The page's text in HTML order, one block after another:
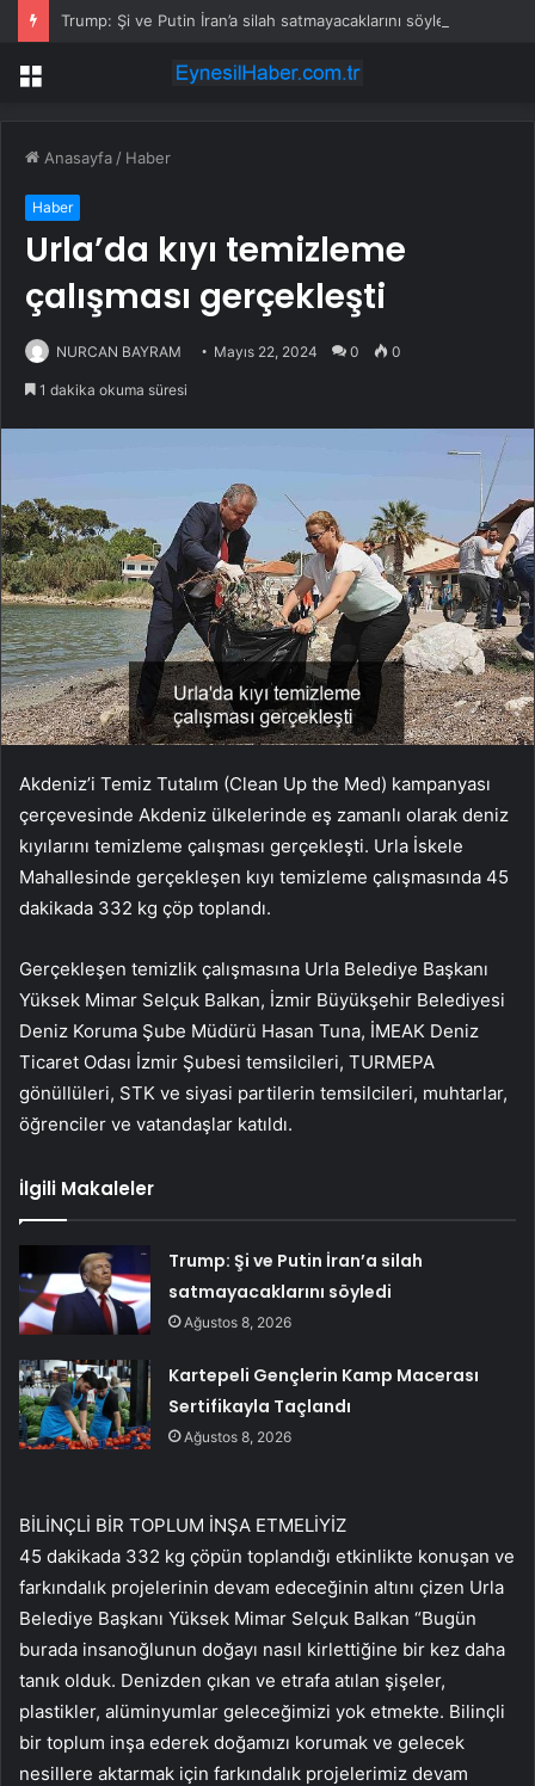
Trump: Şi ve Putin İran’a silah satmayacaklarını söyledi
Menü
Anasayfa / Haber
Haber
Urla’da kıyı temizleme
çalışması gerçekleşti
NURCAN BAYRAM Mayıs 22, 2024 0 0
1 dakika okuma süresi
Akdeniz’i Temiz Tutalım (Clean Up the Med) kampanyası
çerçevesinde Akdeniz ülkelerinde eş zamanlı olarak deniz
kıyılarını temizleme çalışması gerçekleşti. Urla İskele
Mahallesinde gerçekleşen kıyı temizleme çalışmasında 45
dakikada 332 kg çöp toplandı.
Gerçekleşen temizlik çalışmasına Urla Belediye Başkanı
Yüksek Mimar Selçuk Balkan, İzmir Büyükşehir Belediyesi
Deniz Koruma Şube Müdürü Hasan Tuna, İMEAK Deniz
Ticaret Odası İzmir Şubesi temsilcileri, TURMEPA
gönüllüleri, STK ve siyasi partilerin temsilcileri, muhtarlar,
öğrenciler ve vatandaşlar katıldı.
İlgili Makaleler
Trump: Şi ve Putin İran’a silah
satmayacaklarını söyledi
Ağustos 8, 2026
Kartepeli Gençlerin Kamp Macerası
Sertifikayla Taçlandı
Ağustos 8, 2026
BİLİNÇLİ BİR TOPLUM İNŞA ETMELİYİZ
45 dakikada 332 kg çöpün toplandığı etkinlikte konuşan ve
farkındalık projelerinin devam edeceğinin altını çizen Urla
Belediye Başkanı Yüksek Mimar Selçuk Balkan “Bugün
burada insanoğlunun doğayı nasıl kirlettiğine bir kez daha
tanık olduk. Denizden çıkan ve etrafa atılan şişeler,
plastikler, alüminyumlar geleceğimizi yok etmekte. Bilinçli
bir toplum inşa ederek doğamızı korumak ve gelecek
nesillere aktarmak için farkındalık projelerimiz devam